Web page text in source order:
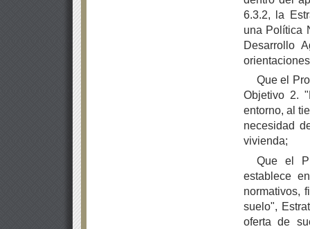
6.3.2, la
una Política
Desarrollo
Que el
Objetivo 2.
entorno, al
necesidad
vivienda;
Que el
establece
normativos,
suelo",
oferta de